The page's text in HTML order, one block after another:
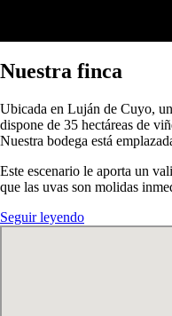
Nuestra finca
Ubicada en Luján de Cuyo,
dispone de 35 hectáreas de
Nuestra bodega está
Este escenario le aporta un
que las uvas son molidas
Seguir leyendo